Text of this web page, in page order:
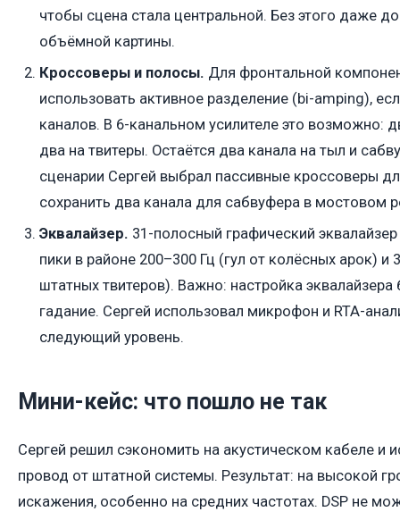
чтобы сцена стала центральной. Без этого даже
объёмной картины.
Кроссоверы и полосы. Для фронтальной
использовать активное разделение (bi-amping),
каналов. В 6-канальном усилителе это возможно:
два на твитеры. Остаётся два канала на тыл и
сценарии Сергей выбрал пассивные кроссоверы
сохранить два канала для сабвуфера в мостовом
Эквалайзер. 31-полосный графический
пики в районе 200–300 Гц (гул от колёсных арок) и
штатных твитеров). Важно: настройка
гадание. Сергей использовал микрофон и RTA-
следующий уровень.
Мини-кейс: что пошло не так
Сергей решил сэкономить на акустическом кабеле и
провод от штатной системы. Результат: на высокой
искажения, особенно на средних частотах. DSP не